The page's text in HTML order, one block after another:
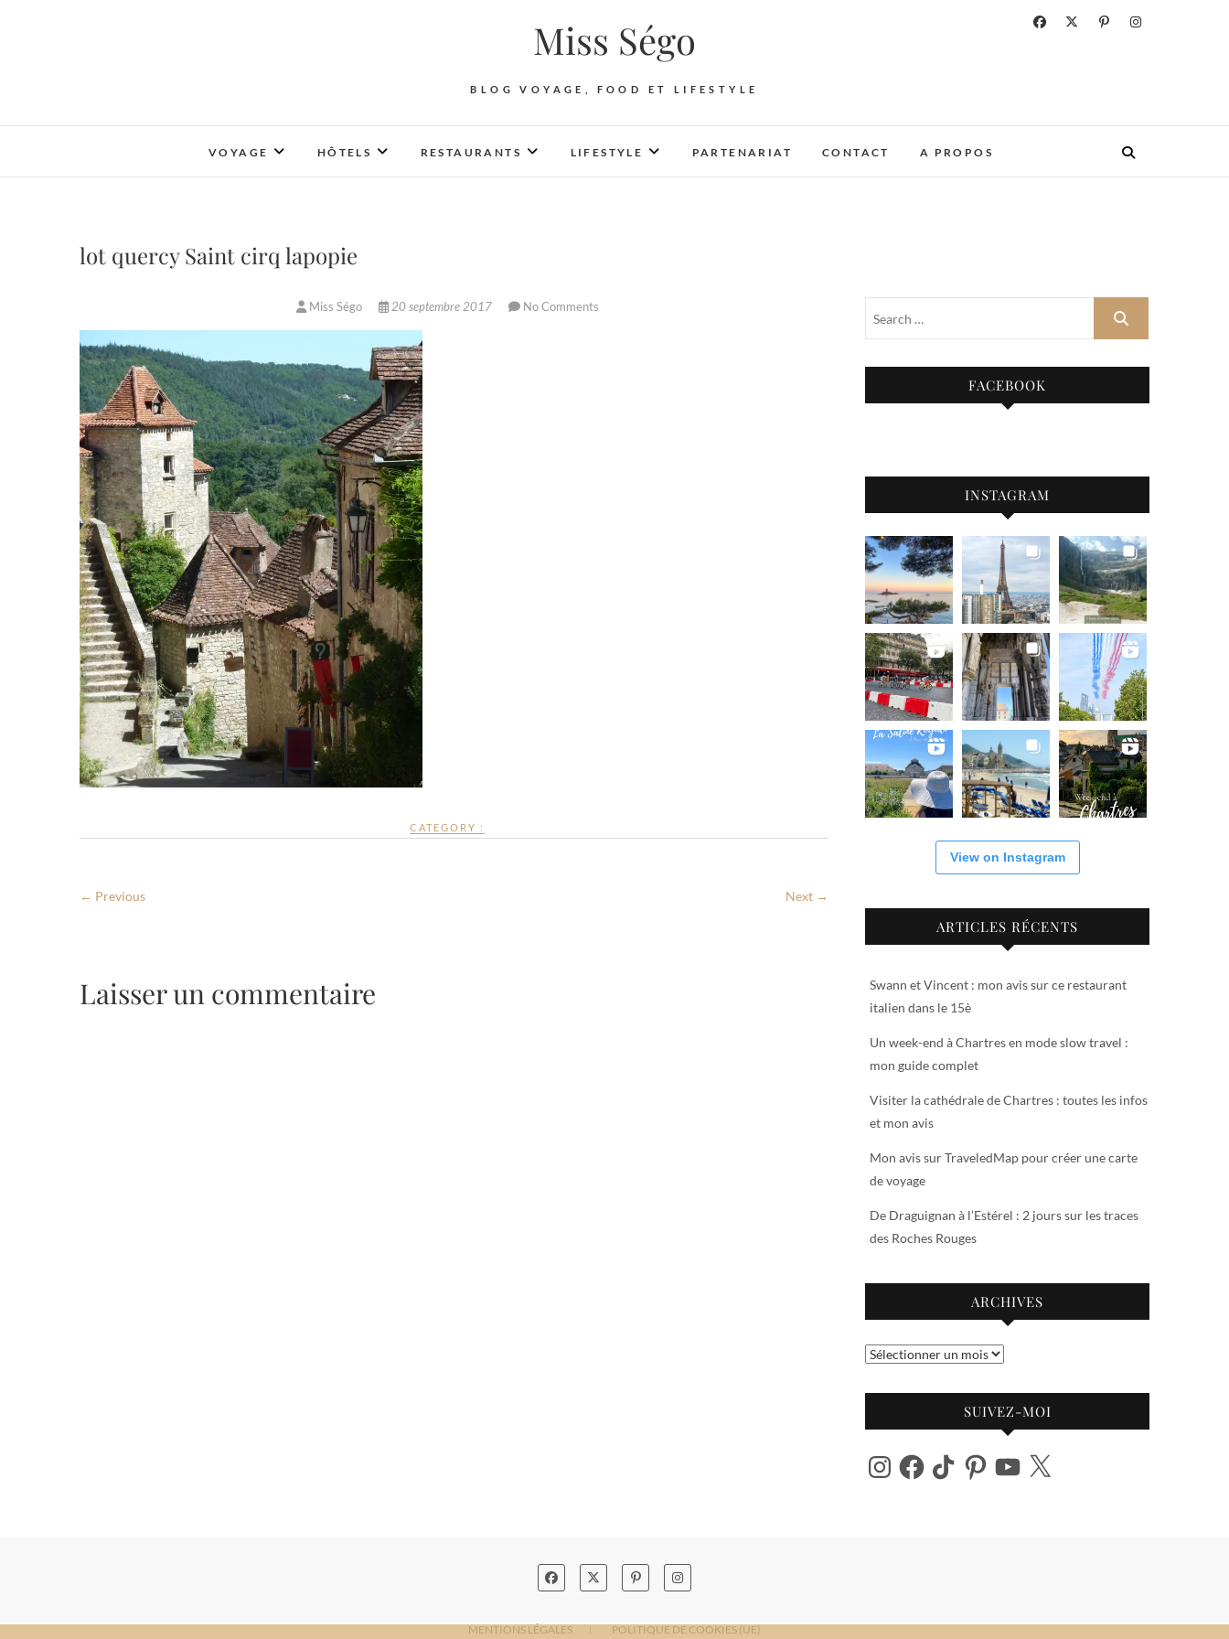
Miss Ségo
BLOG VOYAGE, FOOD ET LIFESTYLE
VOYAGE HÔTELS RESTAURANTS LIFESTYLE PARTENARIAT CONTACT A PROPOS
lot quercy Saint cirq lapopie
Miss Ségo 20 septembre 2017 No Comments
CATEGORY :
← Previous Next →
Laisser un commentaire
FACEBOOK
INSTAGRAM
View on Instagram
ARTICLES RÉCENTS
Swann et Vincent : mon avis sur ce restaurant
italien dans le 15è
Un week-end à Chartres en mode slow travel :
mon guide complet
Visiter la cathédrale de Chartres : toutes les infos
et mon avis
Mon avis sur TraveledMap pour créer une carte
de voyage
De Draguignan à l’Estérel : 2 jours sur les traces
des Roches Rouges
ARCHIVES
Archives
SUIVEZ-MOI
InstagramFacebook
TikTok PinterestYouTube
X
MENTIONS LÉGALES POLITIQUE DE COOKIES (UE)